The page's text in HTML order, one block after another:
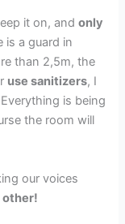
it on, andonly
is a guard in
than 2,5m, the
use sanitizers, I
is being
the room will
our voices
other!